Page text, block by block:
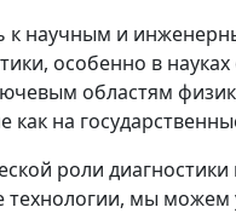
научным и
особенно в
областям
на
роли
мы можем